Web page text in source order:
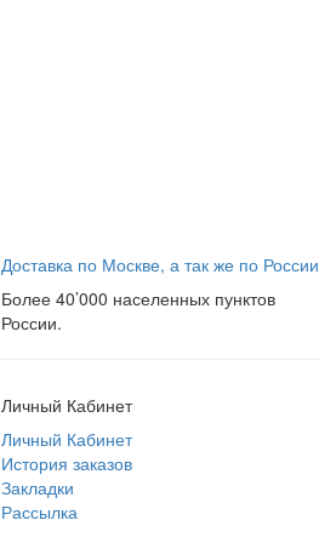
Доставка по Москве, а так же по России
Более 40’000 населенных пунктов
России.
Личный Кабинет
Личный Кабинет
История заказов
Закладки
Рассылка